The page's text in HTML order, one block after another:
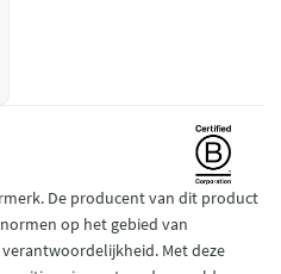
De producent van dit product
op het gebied van
Met deze